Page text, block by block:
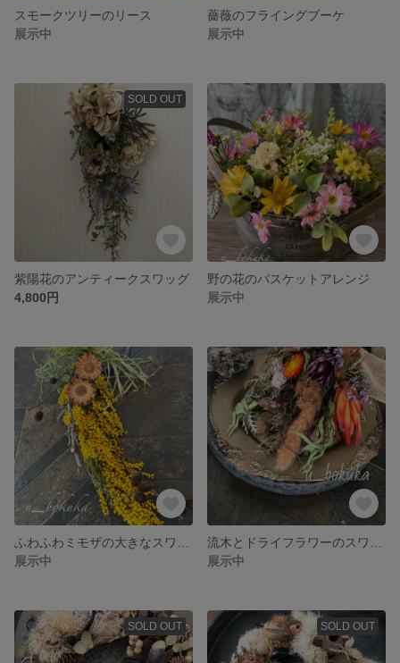
スモークツリーのリース
展示中
薔薇のフライングブーケ
展示中
SOLD OUT
紫陽花のアンティークスワッグ
4,800円
野の花のバスケットアレンジ
展示中
展示中
展示中
SOLD OUT SOLD OUT